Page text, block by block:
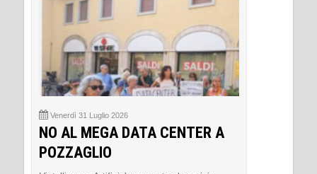
Venerdì 31 Luglio 2026
NO AL MEGA DATA CENTER A
POZZAGLIO